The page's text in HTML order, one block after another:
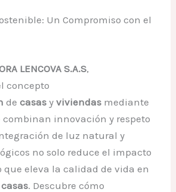
Un Compromiso con el
LENCOVA S.A.S,
concepto
decasas yviviendas mediante
combinan innovación y respeto
de luz natural y
no solo reduce el impacto
eleva la calidad de vida en
. Descubre cómo